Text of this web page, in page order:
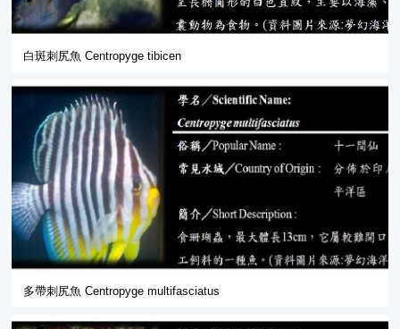
白斑刺尻魚 Centropyge tibicen
多帶刺尻魚 Centropyge multifasciatus